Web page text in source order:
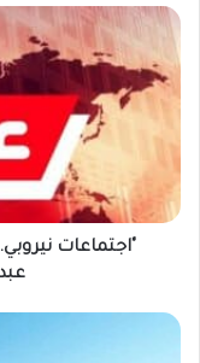
"اجتماعات
تحركات
لتشكيل
حكومة
منفي
عبدالرحيم
دقلو
"اجتماعات
ولاية